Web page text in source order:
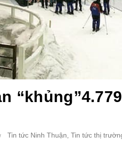
Tin tức Ninh Thuận Tin tức thị